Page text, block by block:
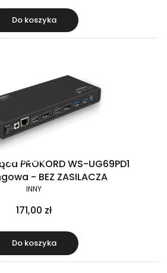
Do koszyka
zestawie
PROKORD WS-UG69PD1
- BEZ ZASILACZA
INNY
171,00 zł
Do koszyka